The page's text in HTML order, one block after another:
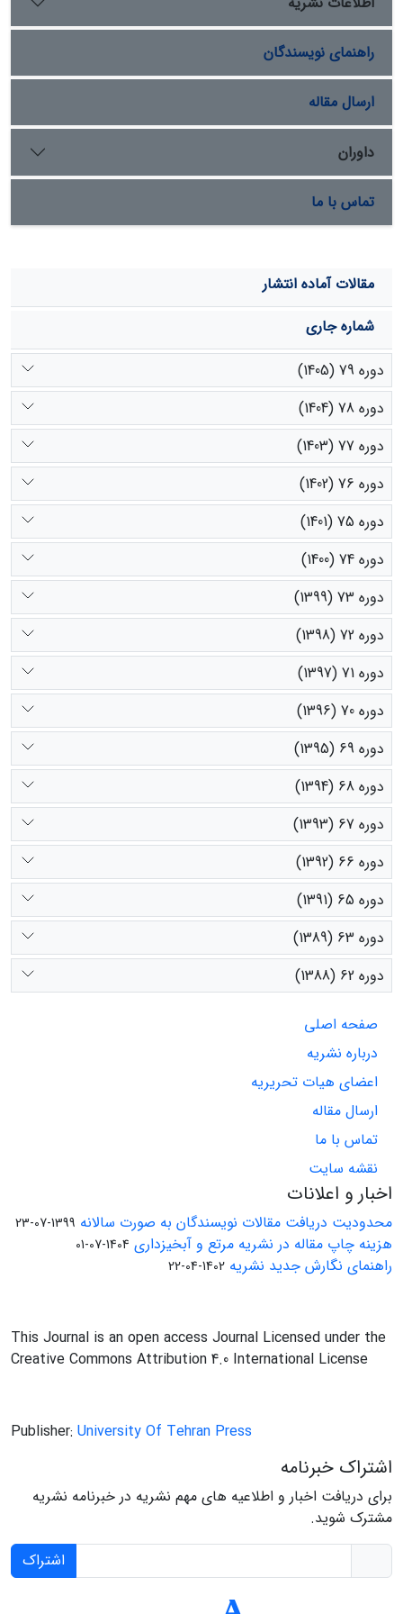
گیاهی NDVI مثبت و26/0 و ضریب همبستگی بین بارش و
شاخص گیاهی EVI ،02/0 می‌باشد که نشان دهنده ارتباط
مستقیم بین این دو متغییر بود. نتایج ضریب همبستگی دما
و شاخص‌ پوشش گیاهی NDVI 33/0- و شاخص EVI ، 07/0-
نشان داد که رابطه بین شاخص پوشش گیاهی و دما غیر
مستقیم می باشد
راهنمای نویسندگان
ارسال مقاله
داوران
تماس با ما
مقالات آماده انتشار
شماره جاری
دوره 79 (1405)
دوره 78 (1404)
دوره 77 (1403)
دوره 76 (1402)
دوره 75 (1401)
دوره 74 (1400)
دوره 73 (1399)
دوره 72 (1398)
دوره 71 (1397)
دوره 70 (1396)
دوره 69 (1395)
دوره 68 (1394)
دوره 67 (1393)
دوره 66 (1392)
دوره 65 (1391)
دوره 63 (1389)
دوره 62 (1388)
صفحه اصلی
درباره نشریه
اعضای هیات تحریریه
ارسال مقاله
تماس با ما
نقشه سایت
اخبار و اعلانات
محدودیت دریافت مقالات نویسندگان به صورت سالانه 1399-07-23
هزینه چاپ مقاله در نشریه مرتع و آبخیزداری 1404-07-01
راهنمای نگارش جدید نشریه 1402-04-22
This Journal is an open access Journal Licensed under the
Creative Commons Attribution 4.0 International License
Publisher: University Of Tehran Press
اشتراک خبرنامه
برای دریافت اخبار و اطلاعیه های مهم نشریه در خبرنامه نشریه
مشترک شوید.
اشتراک